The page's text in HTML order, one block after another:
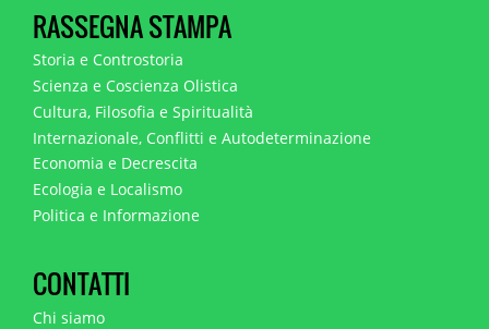
RASSEGNA STAMPA
Storia e Controstoria
Scienza e Coscienza Olistica
Cultura, Filosofia e Spiritualità
Internazionale, Conflitti e Autodeterminazione
Economia e Decrescita
Ecologia e Localismo
Politica e Informazione
CONTATTI
Chi siamo